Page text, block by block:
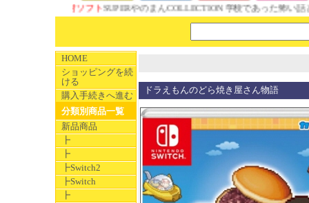
SUPERやのまんCOLLECTION 学校であった怖い話と晦󠄀
HOME
ショッピングを続
ける
購入手続きへ進む
分類別商品一覧
新品商品
┣
┣
┣Switch2
┣Switch
┣
ドラえもんのどら焼き屋さん物語